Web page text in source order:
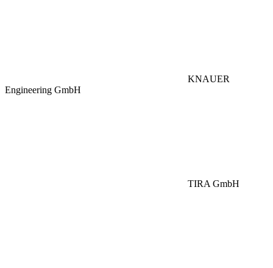
KNAUER
Engineering GmbH
TIRA GmbH